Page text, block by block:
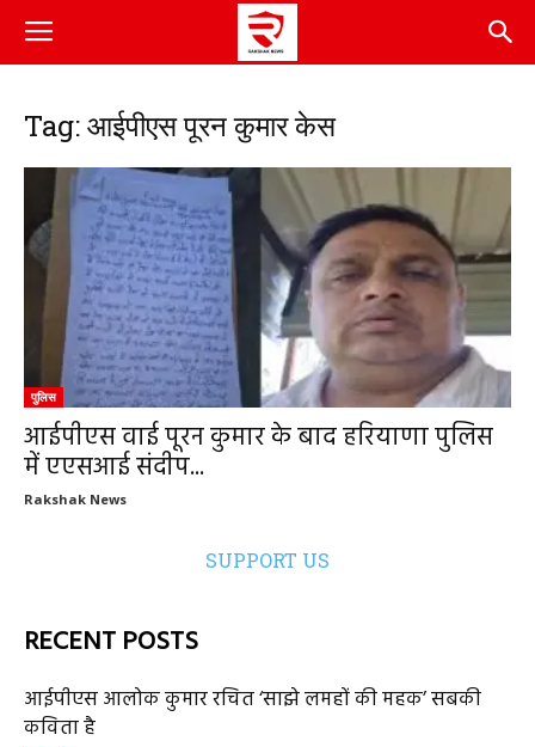
Tag: आईपीएस पूरन कुमार केस
पुलिस
आईपीएस वाई पूरन कुमार के बाद हरियाणा पुलिस
में एएसआई संदीप...
Rakshak News
SUPPORT US
RECENT POSTS
आईपीएस आलोक कुमार रचित ‘साझे लमहों की महक’ सबकी
कविता है